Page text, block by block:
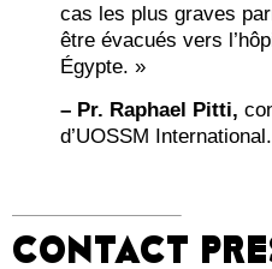
cas les plus graves
être évacués vers
Égypte. »
– Pr. Raphael Pitti,
d’UOSSM International.
CONTACT